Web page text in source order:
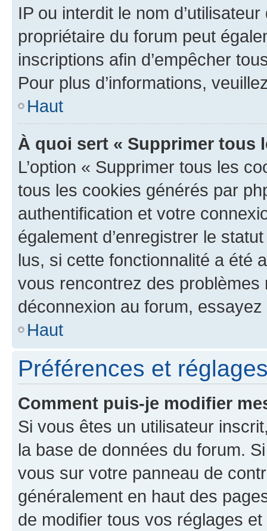
IP ou interdit le nom
propriétaire du forum peut
inscriptions afin d’empêcher
Pour plus d’informations,
Haut
À quoi sert « Supprimer tous
L’option « Supprimer tous les
tous les cookies générés par
authentification et votre
également d’enregistrer le
lus, si cette fonctionnalité a été
vous rencontrez des
déconnexion au forum,
Haut
Préférences et
Comment puis-je modifier
Si vous êtes un utilisateur
la base de données du forum.
vous sur votre panneau de
généralement en haut des
de modifier tous vos réglages